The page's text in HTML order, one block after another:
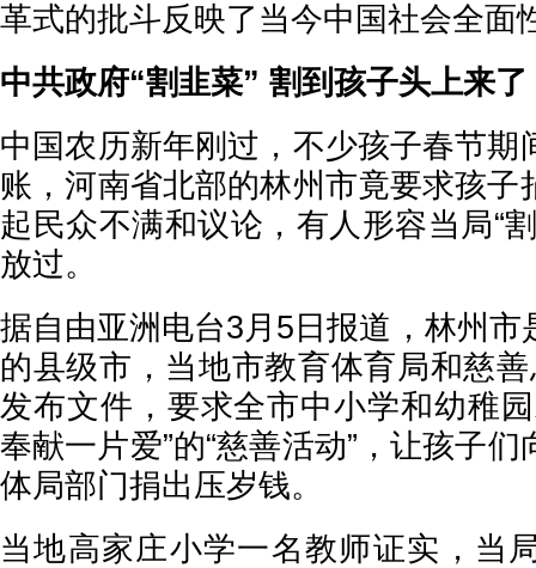
革式的批斗反映了当今中国社会全面
中共政府“割韭菜” 割到孩子头上来了
中国农历新年刚过，不少孩子春节期
账，河南省北部的林州市竟要求孩子
起民众不满和议论，有人形容当局“
放过。
据自由亚洲电台3月5日报道，林州市
的县级市，当地市教育体育局和慈
发布文件，要求全市中小学和幼稚
奉献一片爱”的“慈善活动”，让孩子
体局部门捐出压岁钱。
当地高家庄小学一名教师证实，当